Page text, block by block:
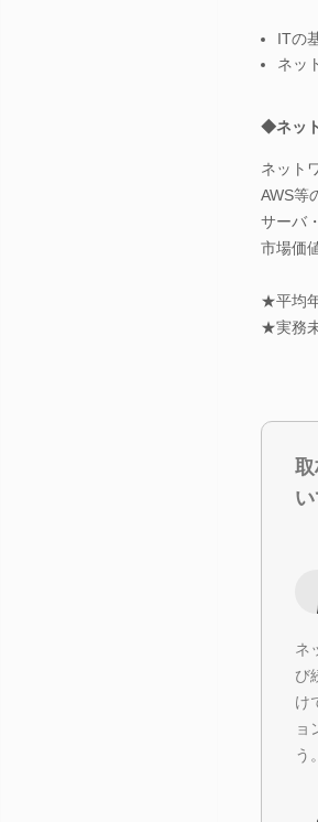
ITの
ネッ
◆ネッ
ネット
AWS等
サーバ
市場価
★平均
★実務
ネ
び
け
ョ
う。